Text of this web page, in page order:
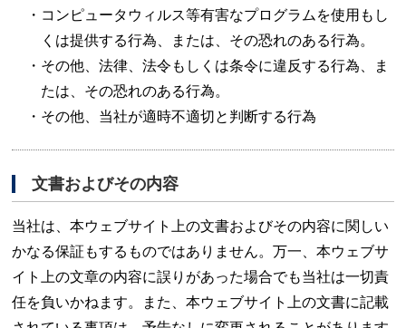
コンピュータウィルス等有害なプログラムを使用もし
くは提供する行為、または、その恐れのある行為。
その他、法律、法令もしくは条令に違反する行為、ま
たは、その恐れのある行為。
その他、当社が適時不適切と判断する行為
文書およびその内容
当社は、本ウェブサイト上の文書およびその内容に関しい
かなる保証もするものではありません。万一、本ウェブサ
イト上の文章の内容に誤りがあった場合でも当社は一切責
任を負いかねます。また、本ウェブサイト上の文書に記載